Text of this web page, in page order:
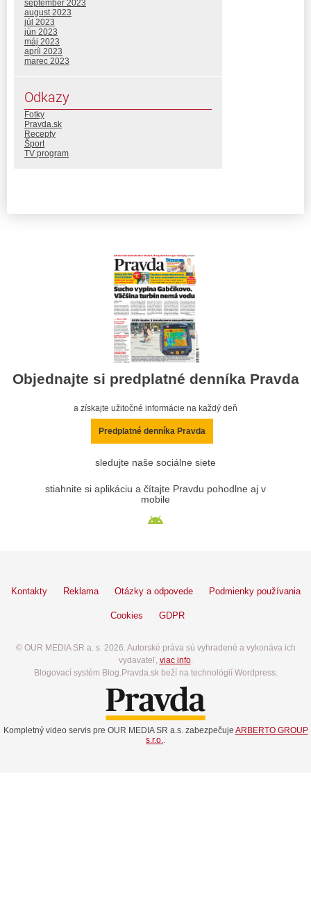
september 2023
august 2023
júl 2023
jún 2023
máj 2023
apríl 2023
marec 2023
Odkazy
Fotky
Pravda.sk
Recepty
Šport
TV program
Objednajte si predplatné denníka Pravda
a získajte užitočné informácie na každý deň
Predplatné denníka Pravda
sledujte naše sociálne siete
stiahnite si aplikáciu a čítajte Pravdu pohodlne aj v
mobile
Kontakty Reklama Otázky a odpovede Podmienky používania
Cookies GDPR
© OUR MEDIA SR a. s. 2026. Autorské práva sú vyhradené a vykonáva ich
vydavateľ, viac info.
Blogovací systém Blog.Pravda.sk beží na technológií Wordpress.
Kompletný video servis pre OUR MEDIA SR a.s. zabezpečuje ARBERTO GROUP
s.r.o..